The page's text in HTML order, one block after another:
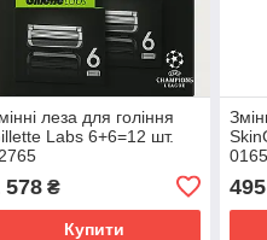
леза для гоління
Labs 6+6=12 шт.
578₴
Купити
495